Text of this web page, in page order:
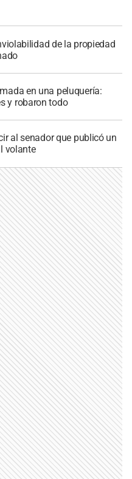
de la propiedad
en una peluquería:
y robaron todo
al senador que publicó un
volante